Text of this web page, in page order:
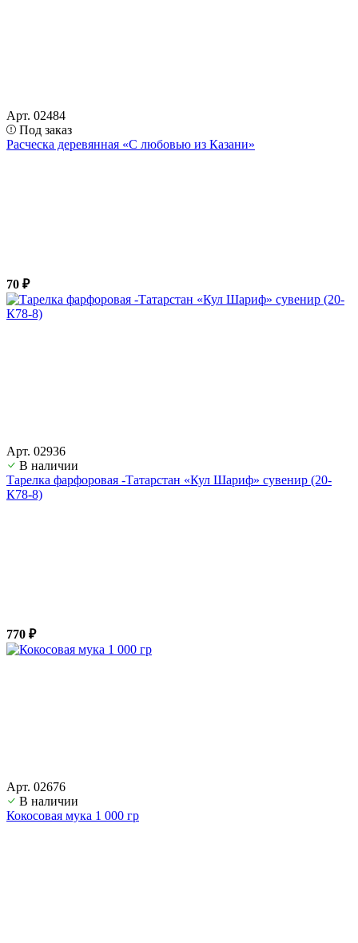
Арт. 02484
Под заказ
Расческа деревянная «С любовью из Казани»
70 ₽
Арт. 02936
В наличии
Тарелка фарфоровая -Татарстан «Кул Шариф» сувенир (20-
К78-8)
770 ₽
Арт. 02676
В наличии
Кокосовая мука 1 000 гр